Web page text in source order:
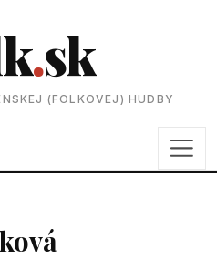
.sk
(FOLKOVEJ) HUDBY